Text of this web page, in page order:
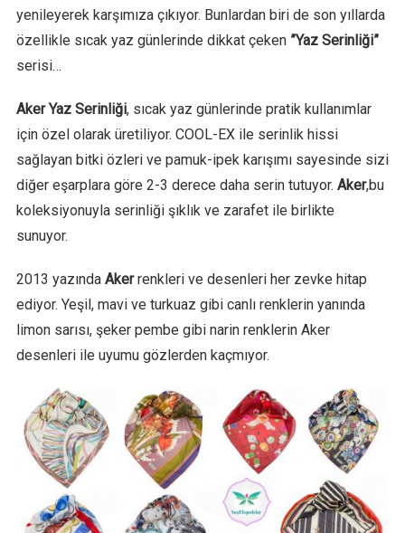
yenileyerek karşımıza çıkıyor. Bunlardan biri de son yıllarda
özellikle sıcak yaz günlerinde dikkat çeken ”Yaz Serinliği”
serisi…
Aker Yaz Serinliği, sıcak yaz günlerinde pratik kullanımlar
için özel olarak üretiliyor. COOL-EX ile serinlik hissi
sağlayan bitki özleri ve pamuk-ipek karışımı sayesinde sizi
diğer eşarplara göre 2-3 derece daha serin tutuyor. Aker,bu
koleksiyonuyla serinliği şıklık ve zarafet ile birlikte
sunuyor.
2013 yazında Akerrenkleri ve desenleri her zevke hitap
ediyor. Yeşil, mavi ve turkuaz gibi canlı renklerin yanında
limon sarısı, şeker pembe gibi narin renklerin Aker
desenleri ile uyumu gözlerden kaçmıyor.